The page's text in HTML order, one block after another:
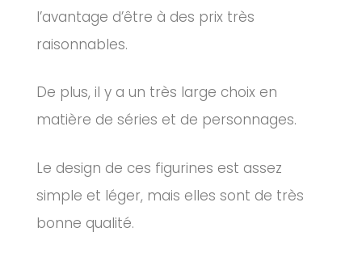
l’avantage d’être à des prix très
raisonnables.
De plus, il y a un très large choix en
matière de séries et de personnages.
Le design de ces figurines est assez
simple et léger, mais elles sont de très
bonne qualité.